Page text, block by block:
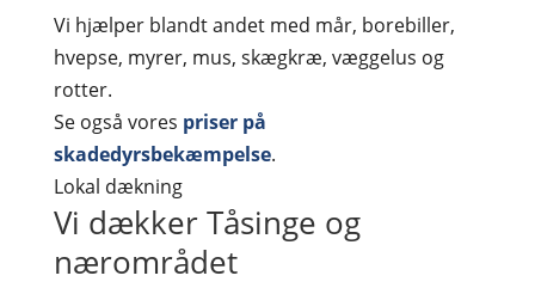
Vi hjælper blandt andet med mår, borebiller,
hvepse, myrer, mus, skægkræ, væggelus og
rotter.
Se også vores priser på
skadedyrsbekæmpelse.
Lokal dækning
Vi dækker Tåsinge og
nærområdet